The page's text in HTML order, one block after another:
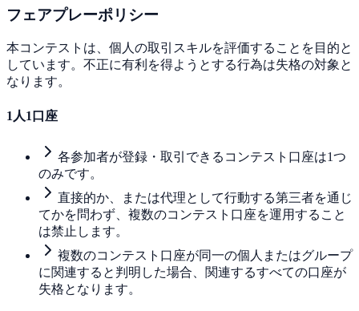
フェアプレーポリシー
本コンテストは、個人の取引スキルを評価することを目的と
しています。不正に有利を得ようとする行為は失格の対象と
なります。
1人1口座
各参加者が登録・取引できるコンテスト口座は1つ
のみです。
直接的か、または代理として行動する第三者を通じ
てかを問わず、複数のコンテスト口座を運用すること
は禁止します。
複数のコンテスト口座が同一の個人またはグループ
に関連すると判明した場合、関連するすべての口座が
失格となります。